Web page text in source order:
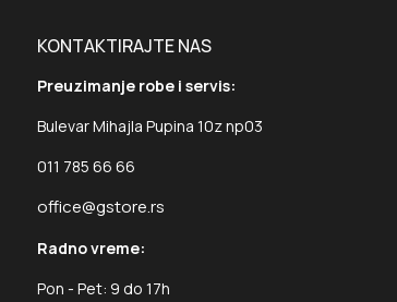
KONTAKTIRAJTE NAS
Preuzimanje robe i servis:
Bulevar Mihajla Pupina 10z np03
011 785 66 66
office@gstore.rs
Radno vreme:
Pon - Pet: 9 do 17h